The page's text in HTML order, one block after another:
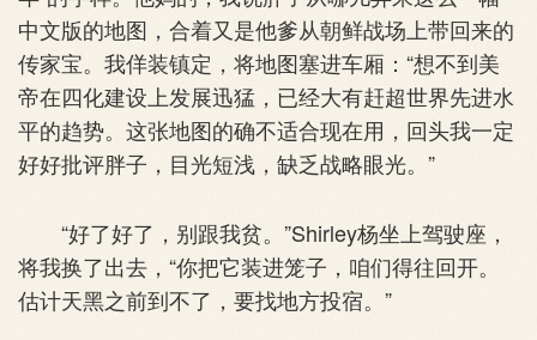
中文版的地图，合着又是他爹从朝鲜战场上带回来的
传家宝。我佯装镇定，将地图塞进车厢：“想不到美
帝在四化建设上发展迅猛，已经大有赶超世界先进水
平的趋势。这张地图的确不适合现在用，回头我一定
好好批评胖子，目光短浅，缺乏战略眼光。”
“好了好了，别跟我贫。”Shirley杨坐上驾驶座，
将我换了出去，“你把它装进笼子，咱们得往回开。
估计天黑之前到不了，要找地方投宿。”